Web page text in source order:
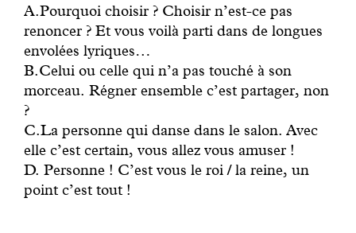
A.Pourquoi choisir ? Choisir n’est-ce pas
renoncer ? Et vous voilà parti dans de longues
envolées lyriques…
B.Celui ou celle qui n’a pas touché à son
morceau. Régner ensemble c’est partager, non
?
C.La personne qui danse dans le salon. Avec
elle c’est certain, vous allez vous amuser !
D. Personne ! C’est vous le roi / la reine, un
point c’est tout !